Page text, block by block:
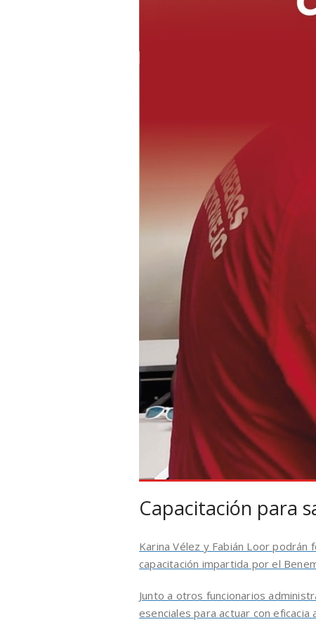
Capacitación para
Karina Vélez y Fabián Loor
capacitación impartida por el
Junto a otros funcionarios
esenciales para actuar con